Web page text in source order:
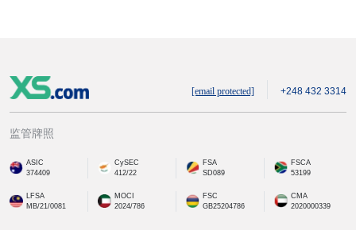
[email protected] +248 432 3314
监管牌照
ASIC
374409
CySEC
412/22
FSA
SD089
FSCA
53199
LFSA
MB/21/0081
MOCI
2024/786
FSC
GB25204786
CMA
2020000339